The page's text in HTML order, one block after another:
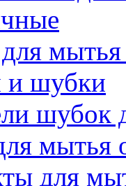
мытья
и шубки
шубок
мытья
для